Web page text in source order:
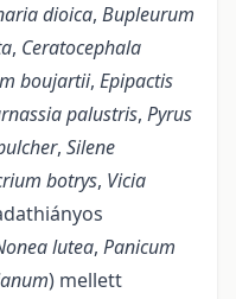
dioica, Bupleurum
, Ceratocephala
boujartii, Epipactis
palustris, Pyrus
, Silene
botrys, Vicia
lutea, Panicum
) mellett